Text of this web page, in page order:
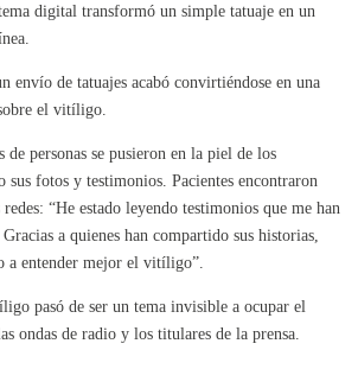
digital transformó un simple tatuaje en un
envío de tatuajes acabó convirtiéndose en una
el vitíligo.
personas se pusieron en la piel de los
sus fotos y testimonios. Pacientes encontraron
“He estado leyendo testimonios que me han
a quienes han compartido sus historias,
a entender mejor el vitíligo”.
pasó de ser un tema invisible a ocupar el
ondas de radio y los titulares de la prensa.